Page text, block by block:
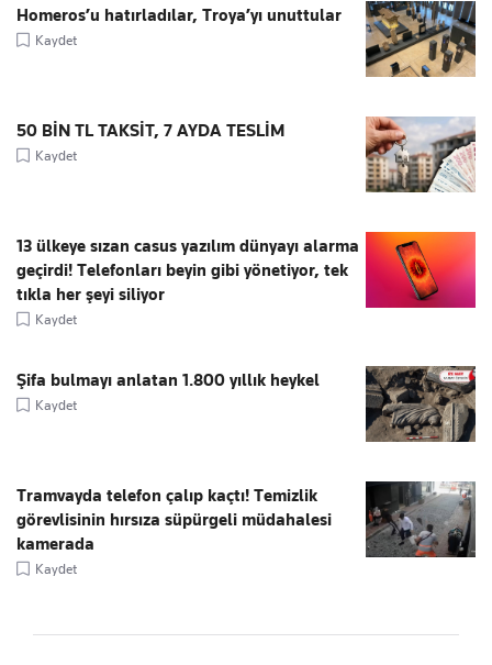
Homeros’u hatırladılar, Troya’yı unuttular
Kaydet
50 BİN TL TAKSİT, 7 AYDA TESLİM
Kaydet
13 ülkeye sızan casus yazılım dünyayı alarma
geçirdi! Telefonları beyin gibi yönetiyor, tek
tıkla her şeyi siliyor
Kaydet
Şifa bulmayı anlatan 1.800 yıllık heykel
Kaydet
Tramvayda telefon çalıp kaçtı! Temizlik
görevlisinin hırsıza süpürgeli müdahalesi
kamerada
Kaydet